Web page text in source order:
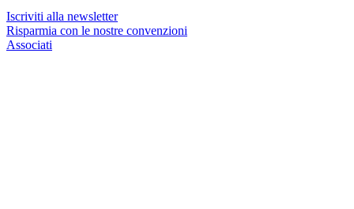
Iscriviti alla newsletter
Risparmia con le nostre convenzioni
Associati